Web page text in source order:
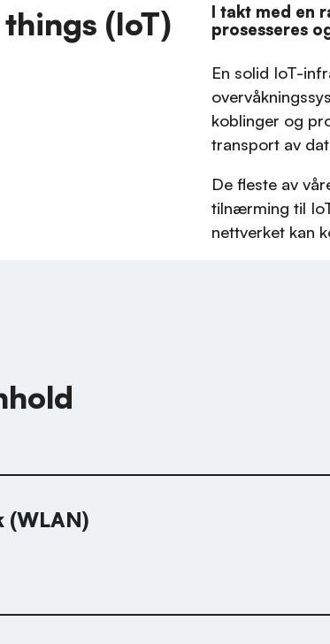
(IoT)
I takt med en
prosesseres
En solid IoT-
koblinger og
transport av
De fleste av
tilnærming til
nettverket kan
(WLAN)